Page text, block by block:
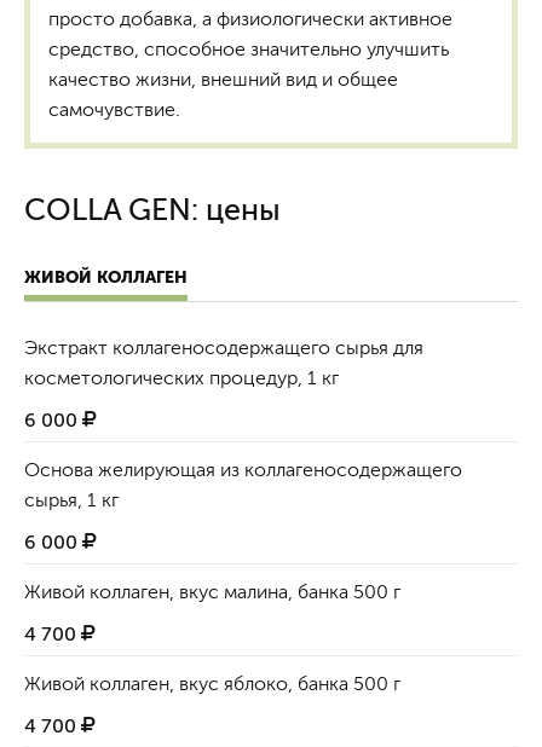
просто добавка, а физиологически активное
средство, способное значительно улучшить
качество жизни, внешний вид и общее
самочувствие.
COLLA GEN: цены
ЖИВОЙ КОЛЛАГЕН
Экстракт коллагеносодержащего сырья для
косметологических процедур, 1 кг
6 000
Основа желирующая из коллагеносодержащего
сырья, 1 кг
6 000
Живой коллаген, вкус малина, банка 500 г
4 700
Живой коллаген, вкус яблоко, банка 500 г
4 700